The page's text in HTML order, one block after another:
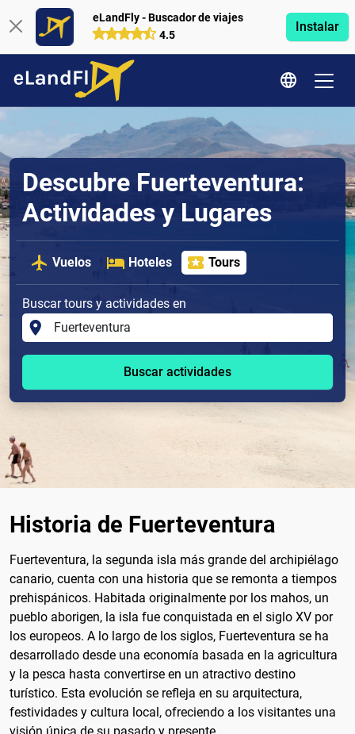
eLandFly - Buscador de viajes
4.5
Instalar
Descubre Fuerteventura:
Actividades y Lugares
Vuelos Hoteles Tours
Buscar tours y actividades en
Buscar actividades
Historia de Fuerteventura
Fuerteventura, la segunda isla más grande del archipiélago
canario, cuenta con una historia que se remonta a tiempos
prehispánicos. Habitada originalmente por los mahos, un
pueblo aborigen, la isla fue conquistada en el siglo XV por
los europeos. A lo largo de los siglos, Fuerteventura se ha
desarrollado desde una economía basada en la agricultura
y la pesca hasta convertirse en un atractivo destino
turístico. Esta evolución se refleja en su arquitectura,
festividades y cultura local, ofreciendo a los visitantes una